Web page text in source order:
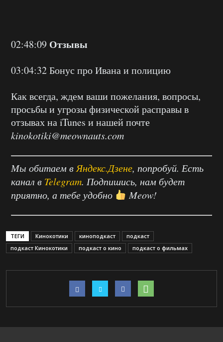
02:48:09 Отзывы
03:04:32 Бонус про Ивана и полицию
Как всегда, ждем ваши пожелания, вопросы,
просьбы и угрозы физической расправы в
отзывах на iTunes и нашей почте
kinokotiki@meownauts.com
Мы обитаем в Яндекс.Дзене, попробуй. Есть
канал в Telegram. Подпишись, нам будет
приятно, а тебе удобно
Meow!
ТЕГИ Кинокотики киноподкаст
подкаст
подкаст Кинокотики
подкаст о кино подкаст о фильмах